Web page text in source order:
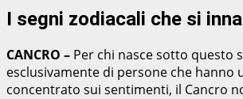
I segni zodiacali che si
CANCRO – Per chi nasce sotto questo
esclusivamente di persone che hanno
concentrato sui sentimenti, il Cancro